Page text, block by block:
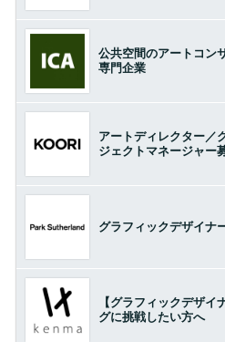
公共空間のアートコン
専門企業
アートディレクター／
ジェクトマネージャー
グラフィックデザイナ
【グラフィックデザ
グに挑戦したい方へ